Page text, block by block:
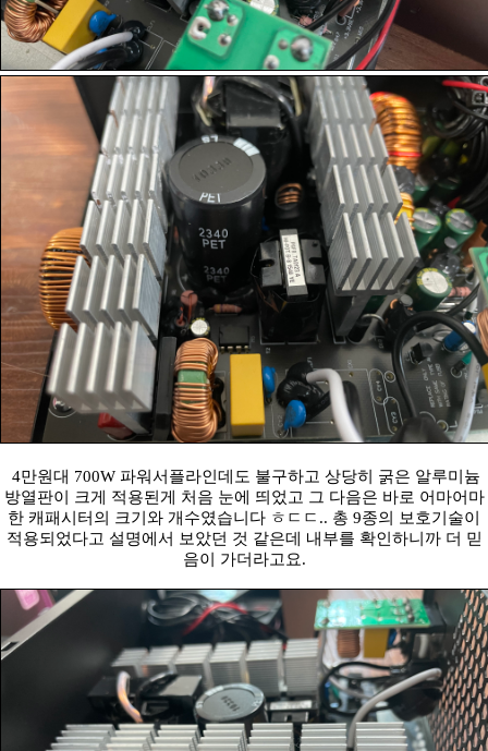
4만원대 700W 파워서플라인데도 불구하고 상당히 굵은 알루미늄
방열판이 크게 적용된게 처음 눈에 띄었고 그 다음은 바로 어마어마
한 캐패시터의 크기와 개수였습니다 ㅎㄷㄷ.. 총 9종의 보호기술이
적용되었다고 설명에서 보았던 것 같은데 내부를 확인하니까 더 믿
음이 가더라고요.